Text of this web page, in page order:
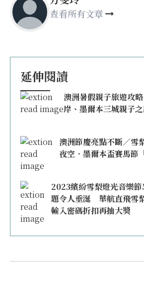
查看所有文章
延伸閱讀
澳洲暑假親子旅遊攻略 雪梨、黃金
岸、墨爾本三城親子之
澳洲節慶亮點不斷／雪
夜空．墨爾本盃賽馬節
2023繽紛雪梨燈光音樂
題令人垂涎 華航直飛雪
輸入密碼折扣再抽大獎